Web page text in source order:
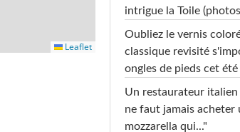
Leaflet
intrigue la Toile
Oubliez le vernis
classique revisité
ongles de pieds cet été
Un restaurateur
ne faut jamais acheter
mozzarella qui..."